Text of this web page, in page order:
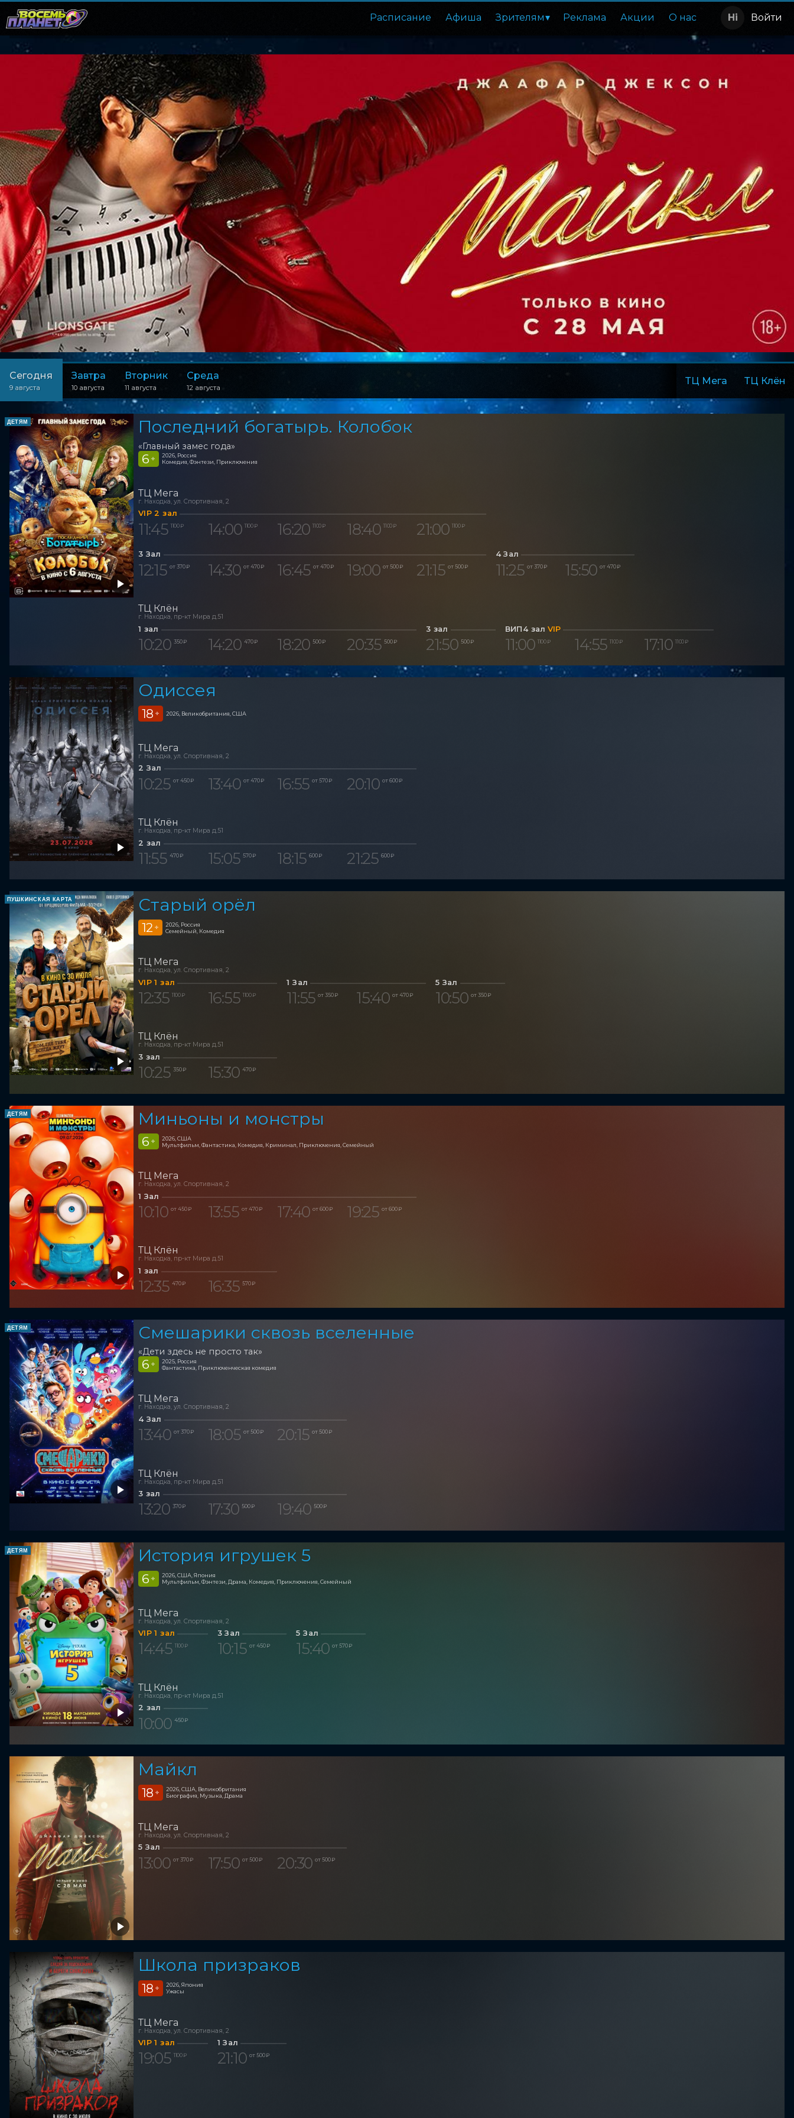
Расписание Афиша Зрителям Реклама Акции О нас Войти
Сегодня
9 августа
Завтра
10 августа
Вторник
11 августа
Среда
12 августа
ТЦ Мега ТЦ Клён
ДЕТЯМ Последний богатырь. Колобок
«Главный замес года»
6 +
2026, Россия
Комедия, Фэнтези, Приключения
ТЦ Мега
г. Находка, ул. Спортивная, 2
VIP 2 зал
11:45 1 100 ₽ 14:00 1 100 ₽ 16:20 1 100 ₽ 18:40 1 100 ₽ 21:00 1 100 ₽
3 Зал
12:15 от 370 ₽ 14:30 от 470 ₽ 16:45 от 470 ₽ 19:00 от 500 ₽ 21:15 от 500 ₽
4 Зал
11:25 от 370 ₽ 15:50 от 470 ₽
ТЦ Клён
г. Находка, пр-кт Мира д.51
1 зал
10:20 350 ₽ 14:20 470 ₽ 18:20 500 ₽ 20:35 500 ₽
3 зал
21:50 500 ₽
ВИП4 зал VIP
11:00 1 100 ₽ 14:55 1 100 ₽ 17:10 1 100 ₽
Одиссея
18 + 2026, Великобритания, США
ТЦ Мега
г. Находка, ул. Спортивная, 2
2 Зал
10:25 от 450 ₽ 13:40 от 470 ₽ 16:55 от 570 ₽ 20:10 от 600 ₽
ТЦ Клён
г. Находка, пр-кт Мира д.51
2 зал
11:55 470 ₽ 15:05 570 ₽ 18:15 600 ₽ 21:25 600 ₽
ПУШКИНСКАЯ КАРТА Старый орёл
12 +
2026, Россия
Семейный, Комедия
ТЦ Мега
г. Находка, ул. Спортивная, 2
VIP 1 зал
12:35 1 100 ₽ 16:55 1 100 ₽
1 Зал
11:55 от 350 ₽ 15:40 от 470 ₽
5 Зал
10:50 от 350 ₽
ТЦ Клён
г. Находка, пр-кт Мира д.51
3 зал
10:25 350 ₽ 15:30 470 ₽
ДЕТЯМ Миньоны и монстры
6 +
2026, США
Мультфильм, Фантастика, Комедия, Криминал, Приключения, Семейный
ТЦ Мега
г. Находка, ул. Спортивная, 2
1 Зал
10:10 от 450 ₽ 13:55 от 470 ₽ 17:40 от 600 ₽ 19:25 от 600 ₽
ТЦ Клён
г. Находка, пр-кт Мира д.51
1 зал
12:35 470 ₽ 16:35 570 ₽
ДЕТЯМ Смешарики сквозь вселенные
«Дети здесь не просто так»
6 +
2025, Россия
Фантастика, Приключенческая комедия
ТЦ Мега
г. Находка, ул. Спортивная, 2
4 Зал
13:40 от 370 ₽ 18:05 от 500 ₽ 20:15 от 500 ₽
ТЦ Клён
г. Находка, пр-кт Мира д.51
3 зал
13:20 370 ₽ 17:30 500 ₽ 19:40 500 ₽
ДЕТЯМ История игрушек 5
6 +
2026, США, Япония
Мультфильм, Фэнтези, Драма, Комедия, Приключения, Семейный
ТЦ Мега
г. Находка, ул. Спортивная, 2
VIP 1 зал
14:45 1 100 ₽
3 Зал
10:15 от 450 ₽
5 Зал
15:40 от 570 ₽
ТЦ Клён
г. Находка, пр-кт Мира д.51
2 зал
10:00 450 ₽
Майкл
18 +
2026, США, Великобритания
Биография, Музыка, Драма
ТЦ Мега
г. Находка, ул. Спортивная, 2
5 Зал
13:00 от 370 ₽ 17:50 от 500 ₽ 20:30 от 500 ₽
Школа призраков
18 +
2026, Япония
Ужасы
ТЦ Мега
г. Находка, ул. Спортивная, 2
VIP 1 зал
19:05 1 100 ₽
1 Зал
21:10 от 500 ₽